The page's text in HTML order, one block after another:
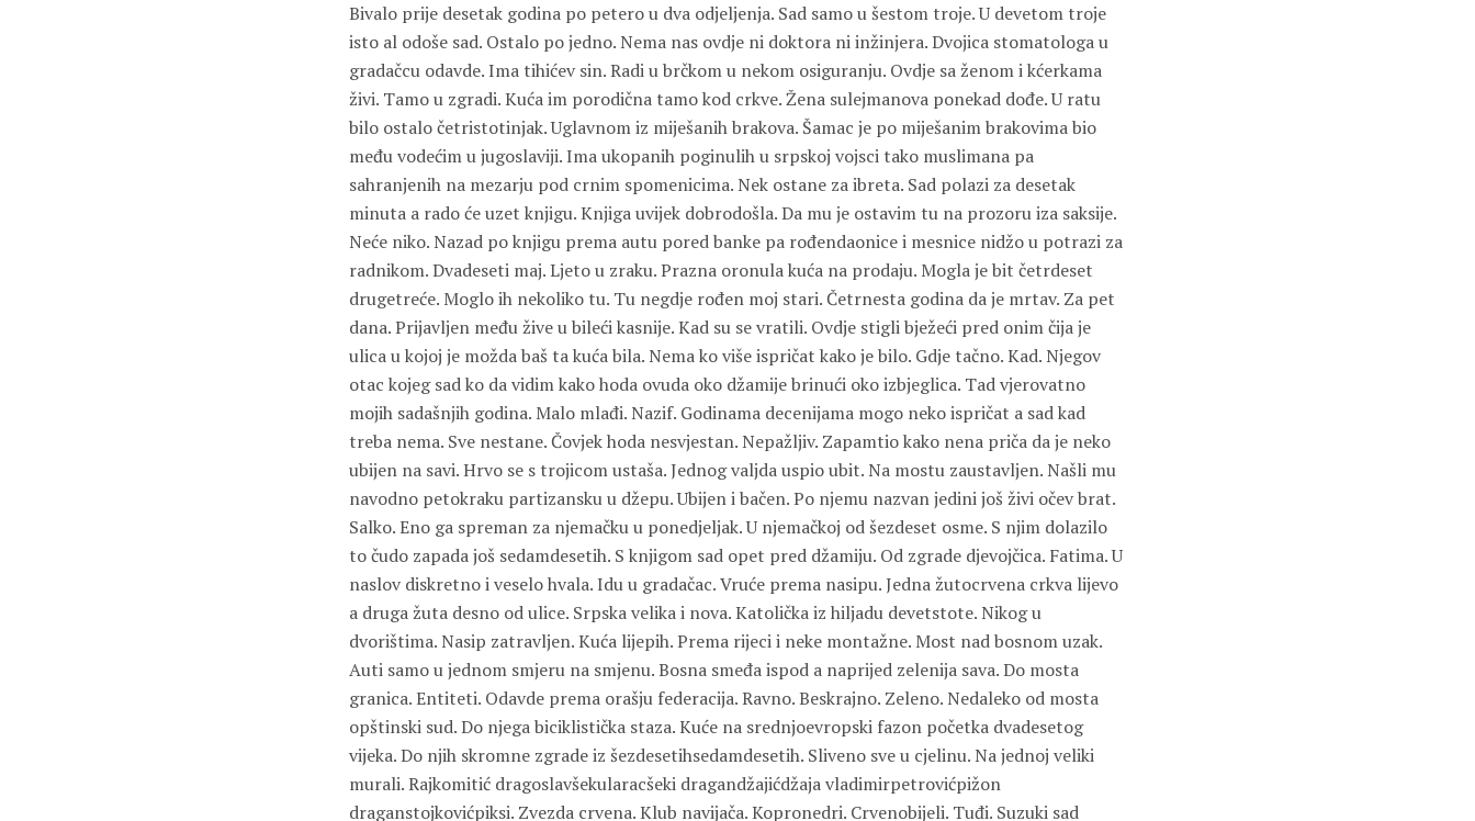
Bivalo prije desetak godina po petero u dva odjeljenja. Sad samo u šestom troje. U devetom troje
isto al odoše sad. Ostalo po jedno. Nema nas ovdje ni doktora ni inžinjera. Dvojica stomatologa u
gradačcu odavde. Ima tihićev sin. Radi u brčkom u nekom osiguranju. Ovdje sa ženom i kćerkama
živi. Tamo u zgradi. Kuća im porodična tamo kod crkve. Žena sulejmanova ponekad dođe. U ratu
bilo ostalo četristotinjak. Uglavnom iz miješanih brakova. Šamac je po miješanim brakovima bio
među vodećim u jugoslaviji. Ima ukopanih poginulih u srpskoj vojsci tako muslimana pa
sahranjenih na mezarju pod crnim spomenicima. Nek ostane za ibreta. Sad polazi za desetak
minuta a rado će uzet knjigu. Knjiga uvijek dobrodošla. Da mu je ostavim tu na prozoru iza saksije.
Neće niko. Nazad po knjigu prema autu pored banke pa rođendaonice i mesnice nidžo u potrazi za
radnikom. Dvadeseti maj. Ljeto u zraku. Prazna oronula kuća na prodaju. Mogla je bit četrdeset
drugetreće. Moglo ih nekoliko tu. Tu negdje rođen moj stari. Četrnesta godina da je mrtav. Za pet
dana. Prijavljen među žive u bileći kasnije. Kad su se vratili. Ovdje stigli bježeći pred onim čija je
ulica u kojoj je možda baš ta kuća bila. Nema ko više ispričat kako je bilo. Gdje tačno. Kad. Njegov
otac kojeg sad ko da vidim kako hoda ovuda oko džamije brinući oko izbjeglica. Tad vjerovatno
mojih sadašnjih godina. Malo mlađi. Nazif. Godinama decenijama mogo neko ispričat a sad kad
treba nema. Sve nestane. Čovjek hoda nesvjestan. Nepažljiv. Zapamtio kako nena priča da je neko
ubijen na savi. Hrvo se s trojicom ustaša. Jednog valjda uspio ubit. Na mostu zaustavljen. Našli mu
navodno petokraku partizansku u džepu. Ubijen i bačen. Po njemu nazvan jedini još živi očev brat.
Salko. Eno ga spreman za njemačku u ponedjeljak. U njemačkoj od šezdeset osme. S njim dolazilo
to čudo zapada još sedamdesetih. S knjigom sad opet pred džamiju. Od zgrade djevojčica. Fatima. U
naslov diskretno i veselo hvala. Idu u gradačac. Vruće prema nasipu. Jedna žutocrvena crkva lijevo
a druga žuta desno od ulice. Srpska velika i nova. Katolička iz hiljadu devetstote. Nikog u
dvorištima. Nasip zatravljen. Kuća lijepih. Prema rijeci i neke montažne. Most nad bosnom uzak.
Auti samo u jednom smjeru na smjenu. Bosna smeđa ispod a naprijed zelenija sava. Do mosta
granica. Entiteti. Odavde prema orašju federacija. Ravno. Beskrajno. Zeleno. Nedaleko od mosta
opštinski sud. Do njega biciklistička staza. Kuće na srednjoevropski fazon početka dvadesetog
vijeka. Do njih skromne zgrade iz šezdesetihsedamdesetih. Sliveno sve u cjelinu. Na jednoj veliki
murali. Rajkomitić dragoslavšekularacšeki dragandžajićdžaja vladimirpetrovićpižon
draganstojkovićpiksi. Zvezda crvena. Klub navijača. Kopronedri. Crvenobijeli. Tuđi. Suzuki sad